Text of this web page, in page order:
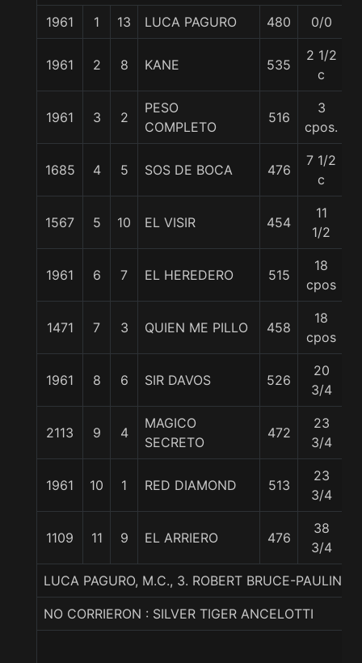
1961 1 13 LUCA PAGURO 480 0/0
1961 2 8 KANE 535
2 1/2
c
1961 3 2
PESO
COMPLETO
516
3
cpos.
1685 4 5 SOS DE BOCA 476
7 1/2
c
1567 5 10 EL VISIR 454
11
1/2
1961 6 7 EL HEREDERO 515
18
cpos
1471 7 3 QUIEN ME PILLO 458
18
cpos
1961 8 6 SIR DAVOS 526
20
3/4
2113 9 4
MAGICO
SECRETO
472
23
3/4
1961 10 1 RED DIAMOND 513
23
3/4
1109 11 9 EL ARRIERO 476
38
3/4
LUCA PAGURO, M.C., 3. ROBERT BRUCE-PAULINA
NO CORRIERON : SILVER TIGER ANCELOTTI